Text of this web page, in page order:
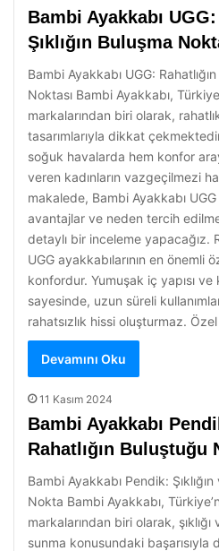
Bambi Ayakkabı
Şıklığın Buluşma
Bambi Ayakkabı UGG: Rahatlığın
Noktası Bambi Ayakkabı,
markalarından biri olarak,
tasarımlarıyla dikkat
soğuk havalarda hem konfor
veren kadınların vazgeçilmezi
makalede, Bambi Ayakkabı
avantajlar ve neden tercih
detaylı bir inceleme yapacağız.
UGG ayakkabılarının en önemli
konfordur. Yumuşak iç yapısı
sayesinde, uzun süreli
rahatsızlık hissi oluşturmaz. Özel
Devamını Oku
11 Kasım 2024
Bambi Ayakkabı
Rahatlığın Buluştuğu
Bambi Ayakkabı Pendik:
Nokta Bambi Ayakkabı,
markalarından biri olarak, şıklığı
sunma konusundaki